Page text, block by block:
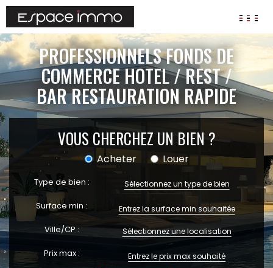
AGENCES
ANNONCES
VIAGER
IMMOBILIER D'ENTREPRISE
Locaux commerciaux
Bureaux
Fonds de commerces
FAIRE GÉRER
Garantie Loyers impayés
Assurances
SYNDIC
PROFESSIONNELS FONDS DE
COMMERCE HOTEL / REST /
BAR RESTAURATION RAPIDE
VOUS CHERCHEZ UN BIEN ?
Acheter Louer
Type de bien : Sélectionnez un type de bien
Surface min :
Ville/CP : Sélectionnez une localisation
Prix max :